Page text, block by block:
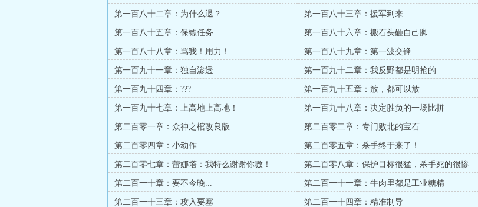
第一百八十二章：为什么退？ 第一百八十三章：援军到来
第一百八十五章：保镖任务 第一百八十六章：搬石头砸自己脚
第一百八十八章：骂我！用力！ 第一百八十九章：第一波交锋
第一百九十一章：独自渗透 第一百九十二章：我反野都是明抢的
第一百九十四章：??? 第一百九十五章：放，都可以放
第一百九十七章：上高地上高地！ 第一百九十八章：决定胜负的一场比拼
第二百零一章：众神之棺改良版 第二百零二章：专门败北的宝石
第二百零四章：小动作 第二百零五章：杀手终于来了！
第二百零七章：蕾娜塔：我特么谢谢你嗷！ 第二百零八章：保护目标很猛，杀手死的很惨
第二百一十章：要不今晚... 第二百一十一章：牛肉里都是工业糖精
第二百一十三章：攻入要塞 第二百一十四章：精准制导